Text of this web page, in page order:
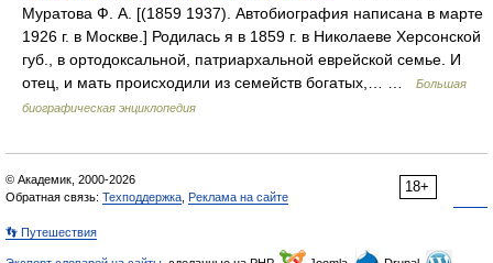
Муратова Ф. А. [(1859 1937). Автобиография написана в марте
1926 г. в Москве.] Родилась я в 1859 г. в Николаеве Херсонской
губ., в ортодоксальной, патриархальной еврейской семье. И
отец, и мать происходили из семейств богатых,… …
Большая
биографическая энциклопедия
18+
© Академик, 2000-2026
Обратная связь: Техподдержка Реклама на сайте
👣 Путешествия